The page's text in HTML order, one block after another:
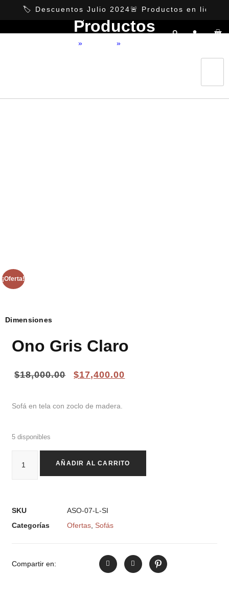
https://ansuzfurniture.com.mx
🏷️ Descuentos Julio 2024🚨 Productos en
Productos
» »
¡Oferta!
Dimensiones
Ono Gris Claro
$18,000.00 $17,400.00
Sofá en tela con zoclo de madera.
5 disponibles
AÑADIR AL CARRITO
SKU
ASO-07-L-SI
Categorías
Ofertas Sofás
Compartir en: